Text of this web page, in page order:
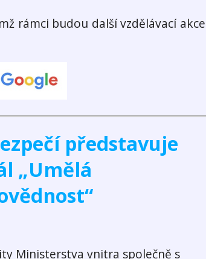
rámci budou další vzdělávací akce
představuje
„Umělá
Ministerstva vnitra společně s